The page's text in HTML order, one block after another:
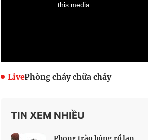
Gòn
LivePhòng cháy chữa cháy
TIN XEM NHIỀU
Phong trào bóng rổ lan